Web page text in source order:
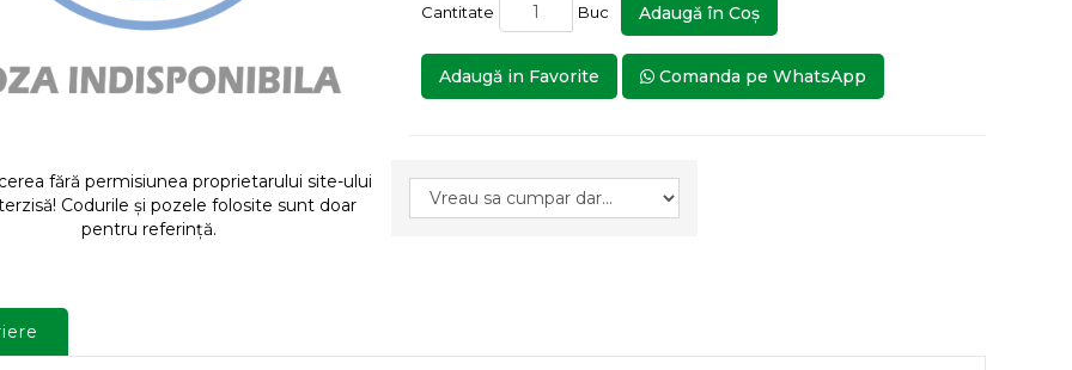
fără permisiunea proprietarului site-ului
Codurile și pozele folosite sunt doar
pentru referință.
Cantitate Buc Adaugă în Coş
Adaugă in Favorite Comanda pe WhatsApp